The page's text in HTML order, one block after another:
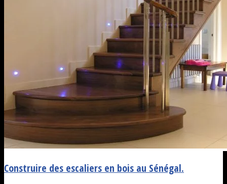
Construire des escaliers en bois au Sénégal.